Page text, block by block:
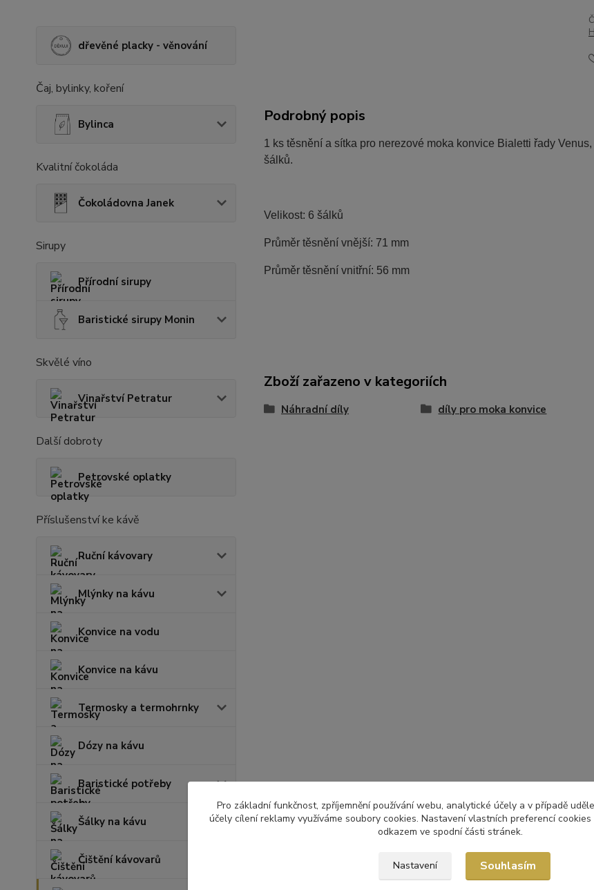
dřevěné placky - věnování
Čaj, bylinky, koření
Bylinca
Kvalitní čokoláda
Čokoládovna Janek
Sirupy
Přírodní sirupy
Baristické sirupy Monin
Skvělé víno
Vinařství Petratur
Další dobroty
Petrovské oplatky
Příslušenství ke kávě
Ruční kávovary
Mlýnky na kávu
Konvice na vodu
Konvice na kávu
Termosky a termohrnky
Dózy na kávu
Baristické potřeby
Šálky na kávu
Čištění kávovarů
Podrobný popis
1 ks těsnění a sítka pro nerezové moka konvice Bialetti řady
šálků.
Velikost: 6 šálků
Průměr těsnění vnější: 71 mm
Průměr těsnění vnitřní: 56 mm
Zboží zařazeno v kategoriích
Náhradní díly díly pro moka konvice
Pro základní funkčnost, zpříjemnění používání webu, analytické účely a v případě
účely cílení reklamy využíváme soubory cookies. Nastavení vlastních preferencí
odkazem ve spodní části stránek.
Nastavení Souhlasím